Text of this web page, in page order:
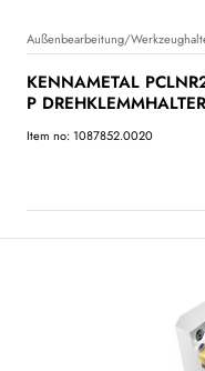
Außenbearbeitung/
KENNAMETAL
P
Item no: 1087852.0020